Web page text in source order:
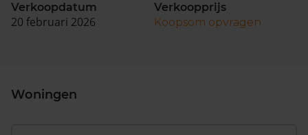
Verkoopdatum
20 februari 2026
Verkoopprijs
Koopsom opvragen
Woningen